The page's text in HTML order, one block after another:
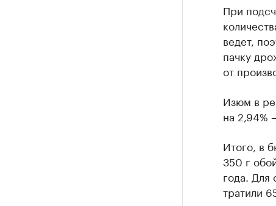
При
ведет,
пачку
от
Изюм в
на 2,94%
Итого, в
350 г
года. Для
тратили